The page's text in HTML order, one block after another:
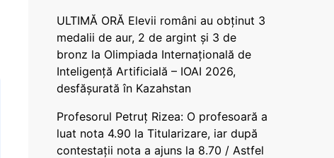
ULTIMĂ ORĂ Elevii români au obținut 3
medalii de aur, 2 de argint și 3 de
bronz la Olimpiada Internațională de
Inteligență Artificială – IOAI 2026,
desfășurată în Kazahstan
Profesorul Petruț Rizea: O profesoară a
luat nota 4.90 la Titularizare, iar după
contestații nota a ajuns la 8.70 / Astfel